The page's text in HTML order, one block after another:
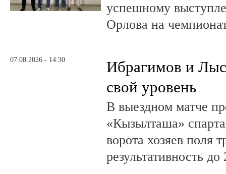
успешному
Орлова на
07.08.2026 - 14:30
Ибрагимов и
свой уровень
В выездном матче
«Кызылташа»
ворота хозяев поля
результативность